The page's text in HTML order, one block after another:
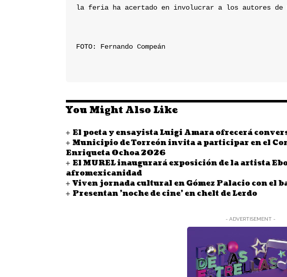
la feria ha acertado en involucrar a los autores de
FOTO: Fernando Compeán
You Might Also Like
El poeta y ensayista Luigi Amara ofrecerá
Municipio de Torreón invita a participar en el
Enriqueta Ochoa 2026
El MUREL inaugurará exposición de la artista
afromexicanidad
Viven jornada cultural en Gómez Palacio con el
Presentan 'noche de cine' en chelt de Lerdo
- ADVERTISEMENT -